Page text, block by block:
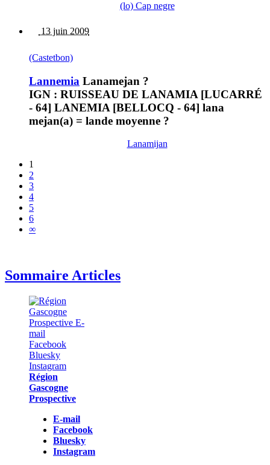
(lo) Cap negre
13 juin 2009
(Castetbon)
Lannemia Lanamejan ?
IGN : RUISSEAU DE LANAMIA [LUCARRÉ
- 64] LANEMIA [BELLOCQ - 64] lana
mejan(a) = lande moyenne ?
Lanamijan
1
2
3
4
5
6
∞
Sommaire Articles
Région
Gascogne
Prospective
E-mail
Facebook
Bluesky
Instagram